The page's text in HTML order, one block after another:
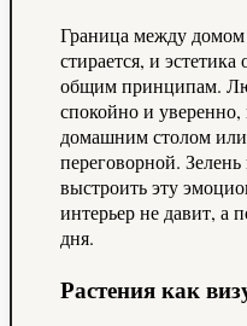
Граница между домом
стирается, и
общим принципам.
спокойно и уверенно,
домашним столом
переговорной.
выстроить эту
интерьер не давит, а
дня.
Растения как